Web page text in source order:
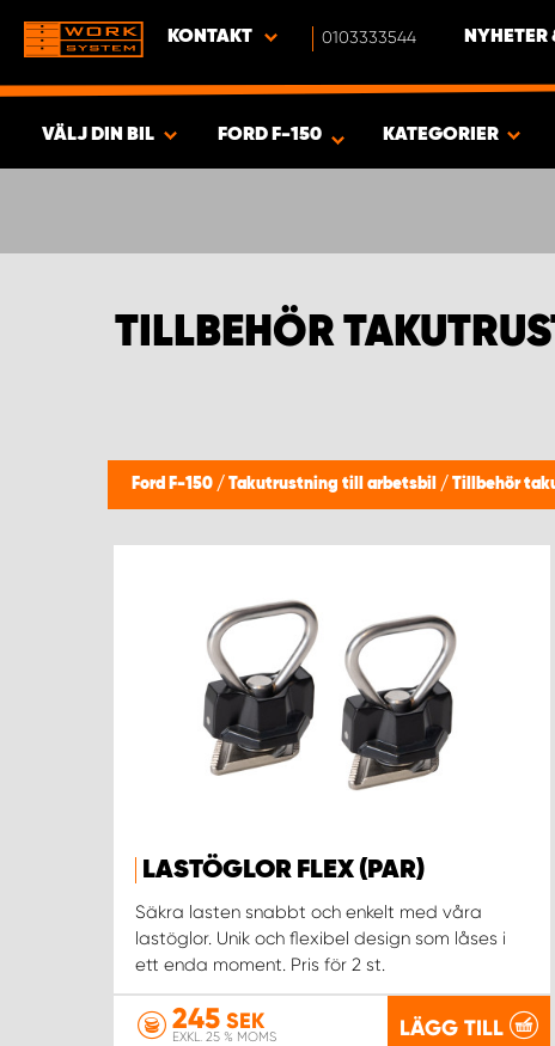
KONTAKT 0103333544
VÄLJ DIN BIL
PRODUKTER
FORD F-150 KATEGORIER
TILLBEHÖR
Ford F-150 / Takutrustning till arbetsbil / Tillbehör
LASTÖGLOR FLEX (PAR)
Säkra lasten snabbt och enkelt med våra
lastöglor. Unik och flexibel design som låses i
ett enda moment. Pris för 2 st.
245 SEK
EXKL. 25 % MOMS LÄGG TILL